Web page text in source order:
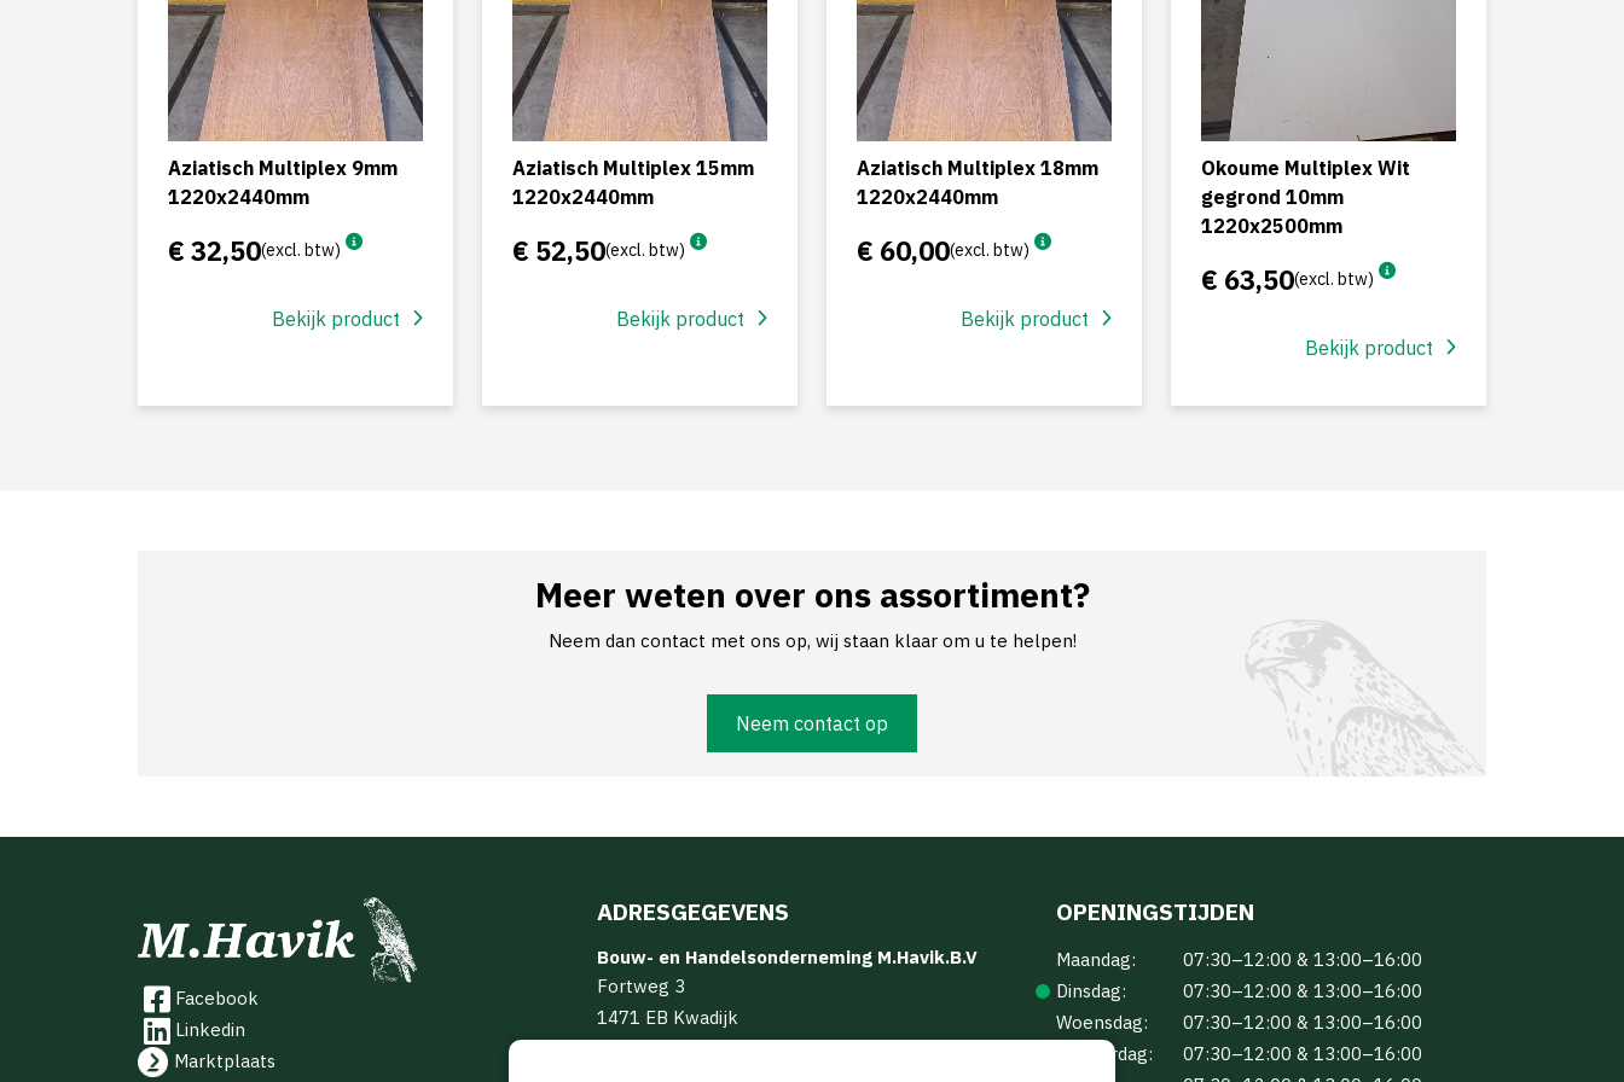
Aziatisch Multiplex 9mm
1220x2440mm
€ 32,50(excl. btw)
Bekijk product
Aziatisch Multiplex 15mm
1220x2440mm
€ 52,50(excl. btw)
Bekijk product
Aziatisch Multiplex 18mm
1220x2440mm
€ 60,00(excl. btw)
Bekijk product
Okoume Multiplex Wit
gegrond 10mm
1220x2500mm
€ 63,50(excl. btw)
Bekijk product
Meer weten over ons assortiment?
Neem dan contact met ons op, wij staan klaar om u te helpen!
Neem contact op
Facebook
Linkedin
Marktplaats
ADRESGEGEVENS
Bouw- en Handelsonderneming M.Havik.B.V
Fortweg 3
1471 EB Kwadijk
OPENINGSTIJDEN
Maandag:
07:30–12:00 & 13:00–16:00
Dinsdag:
07:30–12:00 & 13:00–16:00
Woensdag:
07:30–12:00 & 13:00–16:00
Donderdag:
07:30–12:00 & 13:00–16:00